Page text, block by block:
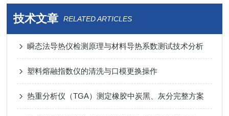
技术文章 RELATED ARTICLES
瞬态法导热仪检测原理与材料导热系数测试技术分析
塑料熔融指数仪的清洗与口模更换操作
热重分析仪（TGA）测定橡胶中炭黑、灰分完整方案